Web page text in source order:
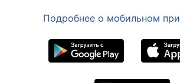
Подробнее о мобильном